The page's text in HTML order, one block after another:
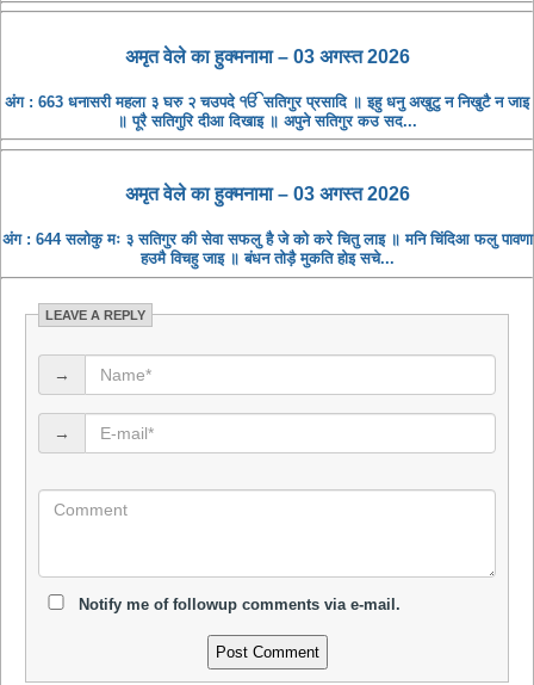
अमृत ​​वेले का हुक्मनामा – 03 अगस्त 2026
अंग : 663 धनासरी महला ३ घरु २ चउपदे ੴ सतिगुर प्रसादि ॥ इहु धनु अखुटु न निखुटै न जाइ
॥ पूरै सतिगुरि दीआ दिखाइ ॥ अपुने सतिगुर कउ सद...
अमृत ​​वेले का हुक्मनामा – 03 अगस्त 2026
अंग : 644 सलोकु मः ३ सतिगुर की सेवा सफलु है जे को करे चितु लाइ ॥ मनि चिंदिआ फलु पावणा
हउमै विचहु जाइ ॥ बंधन तोड़ै मुकति होइ सचे...
LEAVE A REPLY
→
→
Notify me of followup comments via e-mail.